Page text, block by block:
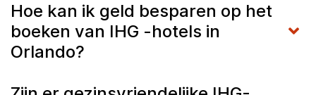
Hoe kan ik geld besparen op het
boeken van IHG -hotels in
Orlando?